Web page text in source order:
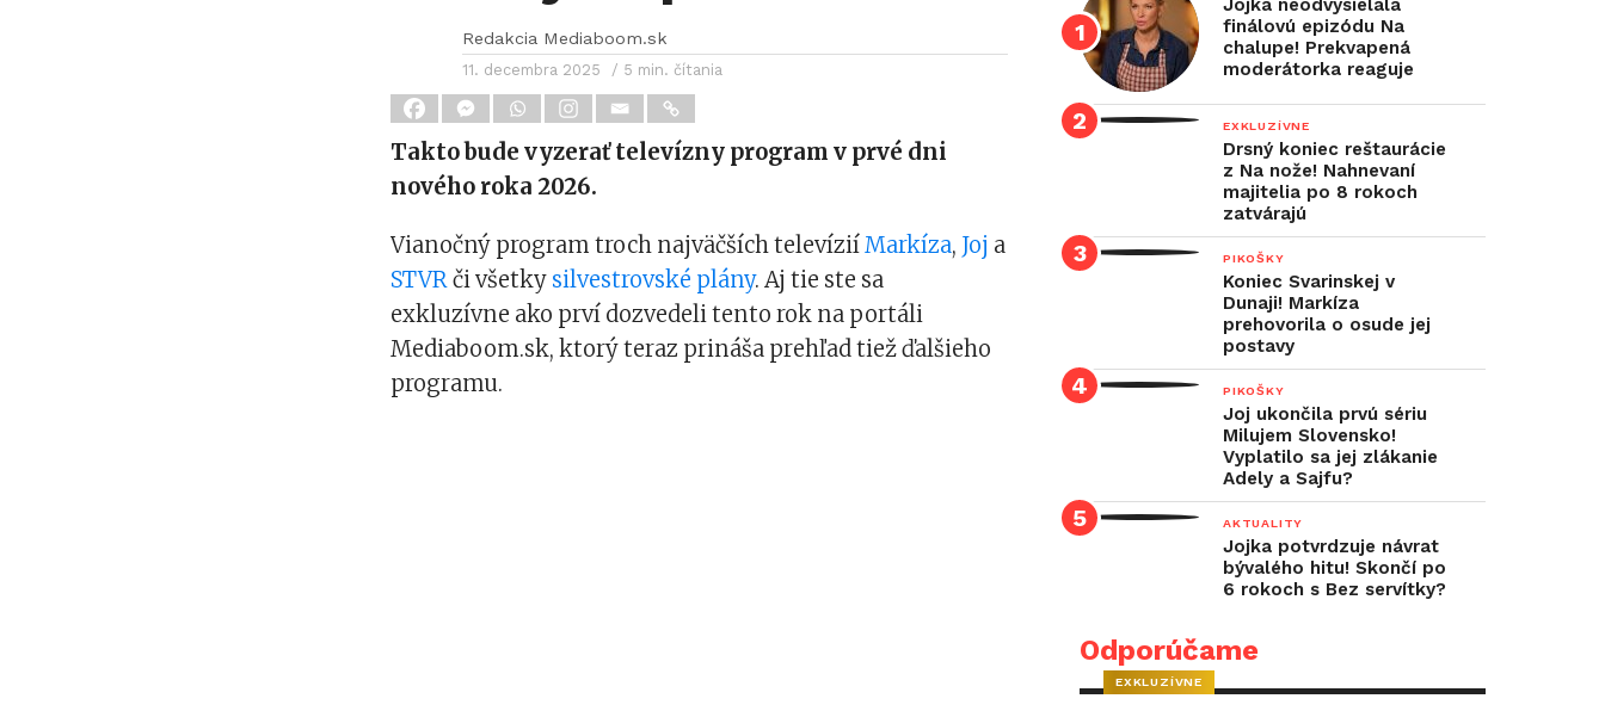
Redakcia Mediaboom.sk
11. decembra 2025 / 5 min. čítania
Takto bude vyzerať televízny program v prvé dni
nového roka 2026.
Vianočný program troch najväčších televíziíMarkíza, Joj a
STVRči všetky silvestrovské plány. Aj tie ste sa
exkluzívne ako prví dozvedeli tento rok na portáli
Mediaboom.sk, ktorý teraz prináša prehľad tiež ďalšieho
programu.
Jojka neodvysielala
finálovú epizódu Na
chalupe! Prekvapená
moderátorka reaguje
EXKLUZÍVNE
Drsný koniec reštaurácie
z Na nože! Nahnevaní
majitelia po 8 rokoch
zatvárajú
PIKOŠKY
Koniec Svarinskej v
Dunaji! Markíza
prehovorila o osude jej
postavy
PIKOŠKY
Joj ukončila prvú sériu
Milujem Slovensko!
Vyplatilo sa jej zlákanie
Adely a Sajfu?
AKTUALITY
Jojka potvrdzuje návrat
bývalého hitu! Skončí po
6 rokoch s Bez servítky?
Odporúčame
EXKLUZÍVNE